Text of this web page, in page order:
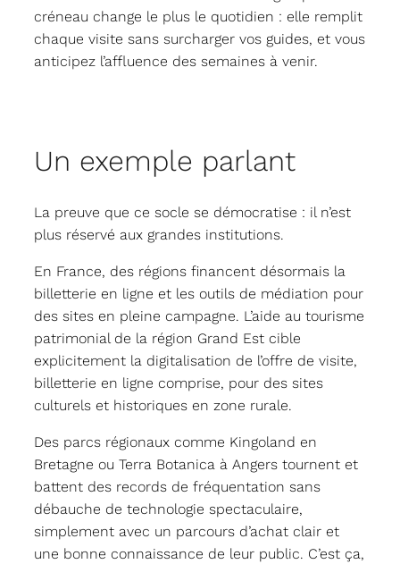
créneau change le plus le quotidien : elle remplit
chaque visite sans surcharger vos guides, et vous
anticipez l’affluence des semaines à venir.
Un exemple parlant
La preuve que ce socle se démocratise : il n’est
plus réservé aux grandes institutions.
En France, des régions financent désormais la
billetterie en ligne et les outils de médiation pour
des sites en pleine campagne. L’aide au tourisme
patrimonial de la région Grand Est cible
explicitement la digitalisation de l’offre de visite,
billetterie en ligne comprise, pour des sites
culturels et historiques en zone rurale.
Des parcs régionaux comme Kingoland en
Bretagne ou Terra Botanica à Angers tournent et
battent des records de fréquentation sans
débauche de technologie spectaculaire,
simplement avec un parcours d’achat clair et
une bonne connaissance de leur public. C’est ça,